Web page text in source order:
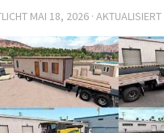
MAI 18, 2026 · AKTUALISIERT